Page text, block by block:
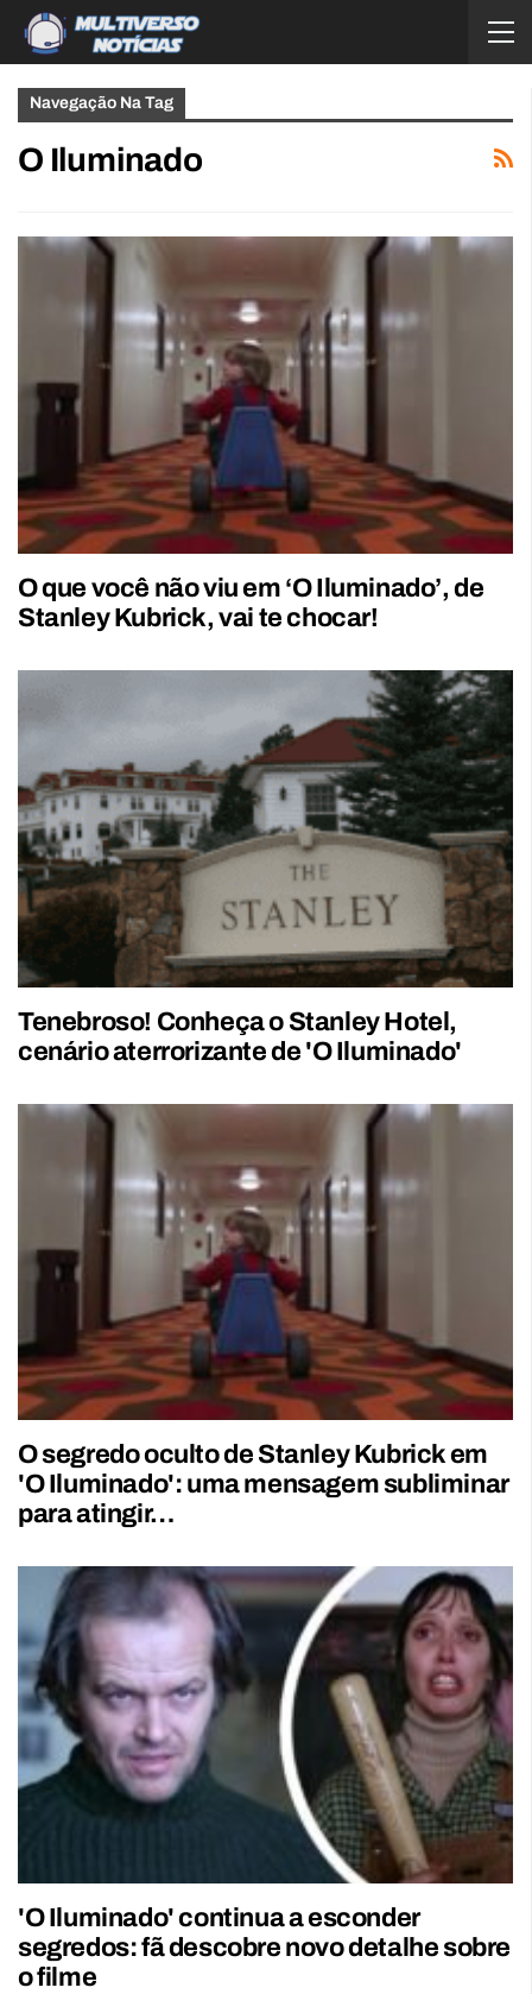
Navegação Na Tag
O Iluminado
O que você não viu em ‘O Iluminado’, de
Stanley Kubrick, vai te chocar!
Tenebroso! Conheça o Stanley Hotel,
cenário aterrorizante de 'O Iluminado'
O segredo oculto de Stanley Kubrick em
'O Iluminado': uma mensagem subliminar
para atingir…
'O Iluminado' continua a esconder
segredos: fã descobre novo detalhe sobre
o filme